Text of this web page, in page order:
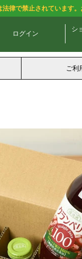
律で禁止されています。
ログイン
シ
ご利